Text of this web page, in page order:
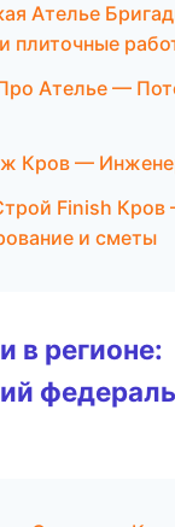
Ателье
плиточные
Ателье —
Кров —
Finish
и сметы
в регионе: